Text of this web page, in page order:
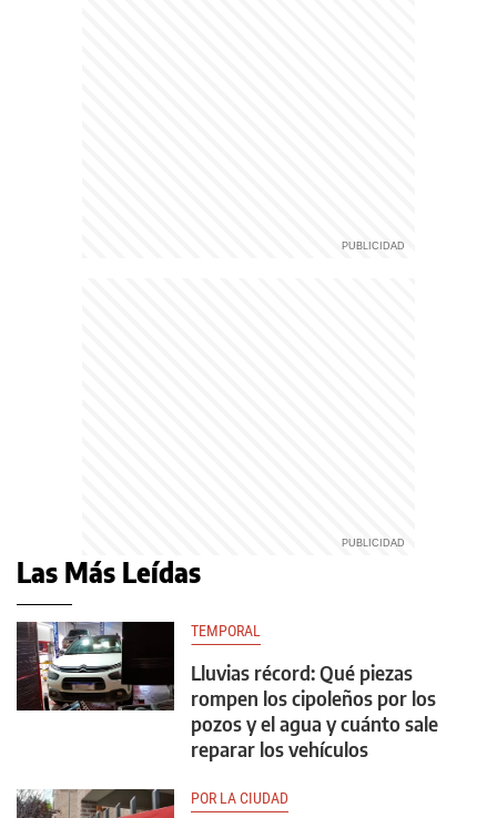
Las Más Leídas
TEMPORAL
Lluvias récord: Qué piezas
rompen los cipoleños por los
pozos y el agua y cuánto sale
reparar los vehículos
POR LA CIUDAD